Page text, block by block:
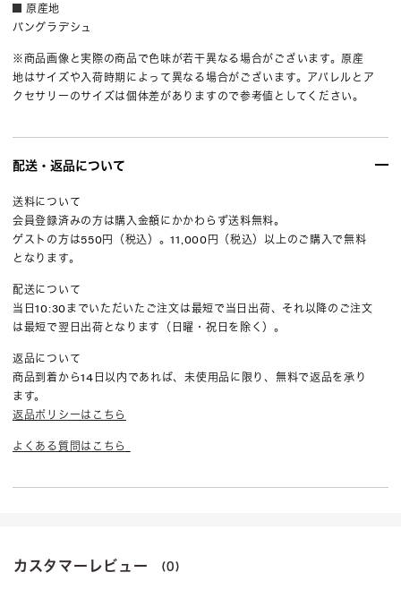
原産地
バングラデシュ
※商品画像と実際の商品で色味が若干異なる場合がございます。原産
地はサイズや入荷時期によって異なる場合がございます。アパレルとア
クセサリーのサイズは個体差がありますので参考値としてください。
配送・返品について
送料について
会員登録済みの方は購入金額にかかわらず送料無料。
ゲストの方は550円（税込）。11,000円（税込）以上のご購入で無料
となります。
配送について
当日10:30までいただいたご注文は最短で当日出荷、それ以降のご注文
は最短で翌日出荷となります（日曜・祝日を除く）。
返品について
商品到着から14日以内であれば、未使用品に限り、無料で返品を承り
ます。
返品ポリシーはこちら
よくある質問はこちら
カスタマーレビュー (0)